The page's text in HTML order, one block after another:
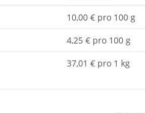
10,00 € pro 100 g
4,25 € pro 100 g
37,01 € pro 1 kg